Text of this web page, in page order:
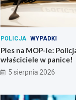
POLICJA WYPADKI
Pies na MOP-ie:
właściciele w panice!
5 sierpnia 2026